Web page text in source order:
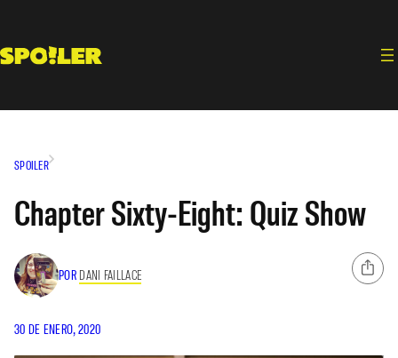
contenido
SPOILER
Chapter Sixty-Eight: Quiz Show
POR DANI FAILLACE
30 DE ENERO, 2020